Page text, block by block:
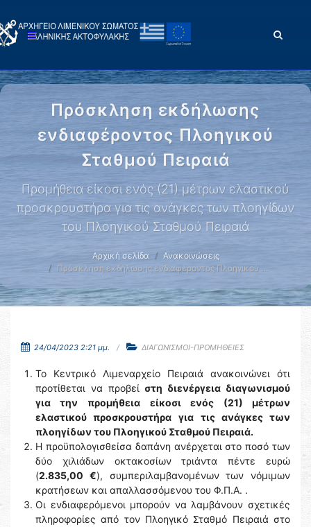
Πρόσκληση εκδήλωσης
ενδιαφέροντος Πλοηγικού
Σταθμού Πειραιά
Προμήθεια είκοσι ενός (21) μέτρων ελαστικού
προσκρουστήρα για τις ανάγκες των πλοηγίδων
του Πλοηγικού Σταθμού Πειραιά
Αρχική σελίδα
Ανακοινώσεις
Πρόσκληση εκδήλωσης ενδιαφέροντος Πλοηγικού …
24/04/2023 2:21 μμ. ΔΙΑΓΩΝΙΣΜΟΙ-ΠΡΟΜΗΘΕΙΕΣ
Το Κεντρικό Λιμεναρχείο Πειραιά ανακοινώνει ότι
προτίθεται να προβεί στη διενέργεια διαγωνισμού
για την προμήθεια
είκοσι ενός (21) μέτρων
ελαστικού προσκρουστήρα
για τις ανάγκες των
πλοηγίδων του Πλοηγικού Σταθμού Πειραιά.
Η προϋπολογισθείσα δαπάνη ανέρχεται στο ποσό των
δύο χιλιάδων οκτακοσίων τριάντα πέντε ευρώ
(2.835,00 €), συμπεριλαμβανομένων των νόμιμων
κρατήσεων και απαλλασσόμενου του Φ.Π.Α. .
Οι ενδιαφερόμενοι μπορούν να λαμβάνουν σχετικές
πληροφορίες από τον Πλοηγικό Σταθμό Πειραιά στο